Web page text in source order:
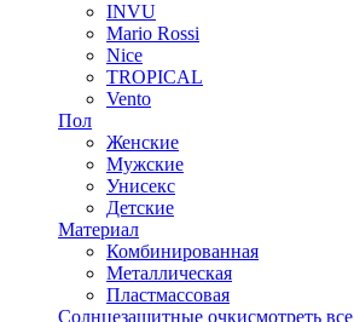
INVU
Mario Rossi
Nice
TROPICAL
Vento
Пол
Женские
Мужские
Унисекс
Детские
Материал
Комбинированная
Металлическая
Пластмассовая
Солнцезащитные очкисмотреть все